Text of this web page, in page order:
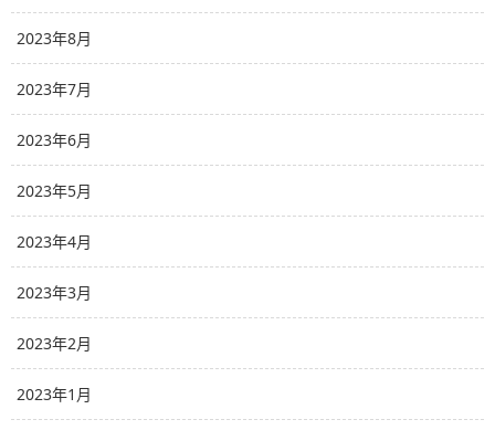
2023年8月
2023年7月
2023年6月
2023年5月
2023年4月
2023年3月
2023年2月
2023年1月